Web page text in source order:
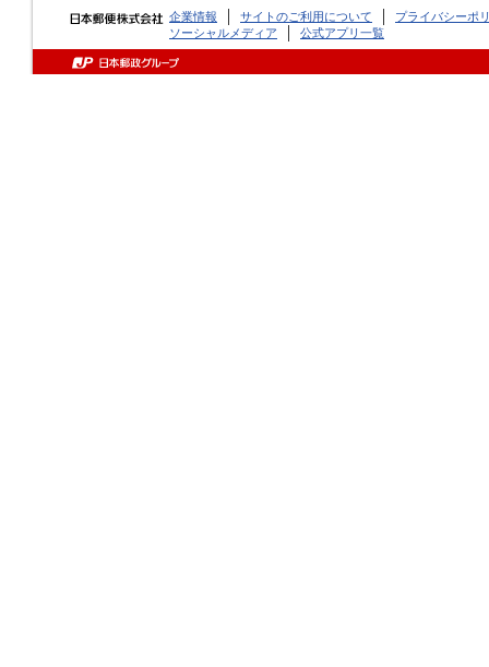
企業情報 サイトのご利用について
プライバシーポ
ソーシャルメディア
公式アプリ一覧